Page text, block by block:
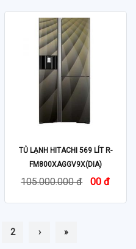
TỦ LẠNH HITACHI 569 LÍT R-
FM800XAGGV9X(DIA)
105.000.000 đ 00 đ
2 › »